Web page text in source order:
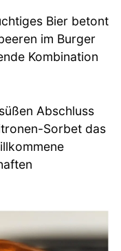
Bier betont
im Burger
Kombination
Abschluss
Sorbet das